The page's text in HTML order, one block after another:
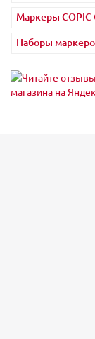
Маркеры COPIC
Наборы